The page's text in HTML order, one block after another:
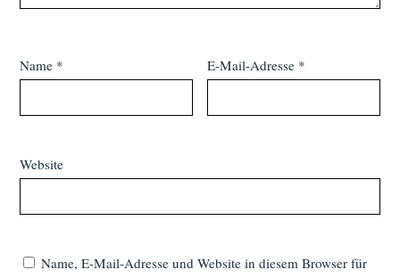
Name * E-Mail-Adresse *
Website
Name, E-Mail-Adresse und Website in diesem Browser für